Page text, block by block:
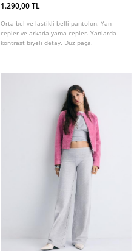
1.290,00 TL
Orta bel ve lastikli belli pantolon. Yan
cepler ve arkada yama cepler. Yanlarda
kontrast biyeli detay. Düz paça.